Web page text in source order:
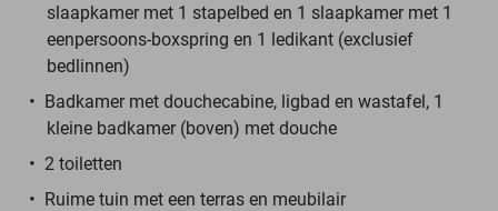
slaapkamer met 1 stapelbed en 1 slaapkamer met 1
eenpersoons-boxspring en 1 ledikant (exclusief
bedlinnen)
Badkamer met douchecabine, ligbad en wastafel, 1
kleine badkamer (boven) met douche
2 toiletten
Ruime tuin met een terras en meubilair